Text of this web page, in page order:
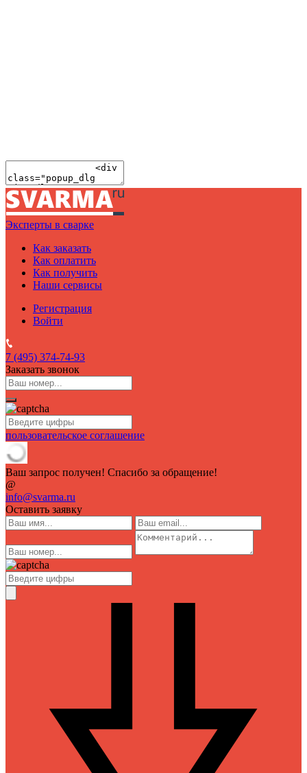
Эксперты в сварке
Как заказать
Как оплатить
Как получить
Наши сервисы
Регистрация
Войти
7 (495) 374-74-93
Заказать звонок
пользовательское соглашение
Ваш запрос получен! Спасибо за обращение!
@
info@svarma.ru
Оставить заявку